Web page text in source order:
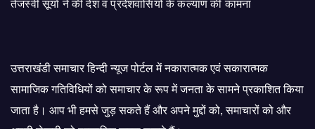
तेजस्वी सूर्या ने की देश व प्रदेशवासियों के कल्याण की कामना
उत्तराखंडी समाचार हिन्दी न्यूज पोर्टल में नकारात्मक एवं सकारात्मक
सामाजिक गतिविधियों को समाचार के रूप में जनता के सामने प्रकाशित किया
जाता है। आप भी हमसे जुड़ सकते हैं और अपने मुद्दों को, समाचारों को और